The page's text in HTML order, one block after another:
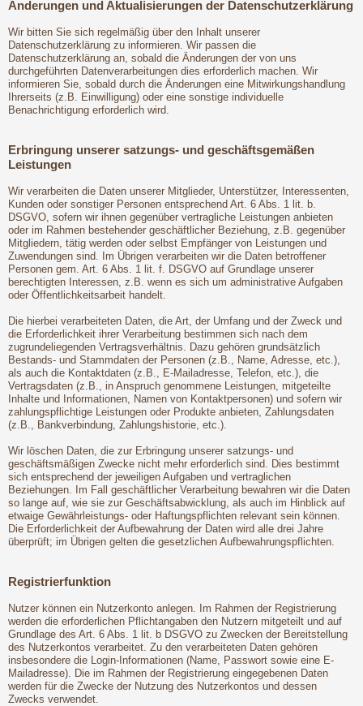
Änderungen und Aktualisierungen der Datenschutzerklärung
Wir bitten Sie sich regelmäßig über den Inhalt unserer
Datenschutzerklärung zu informieren. Wir passen die
Datenschutzerklärung an, sobald die Änderungen der von uns
durchgeführten Datenverarbeitungen dies erforderlich machen. Wir
informieren Sie, sobald durch die Änderungen eine Mitwirkungshandlung
Ihrerseits (z.B. Einwilligung) oder eine sonstige individuelle
Benachrichtigung erforderlich wird.
Erbringung unserer satzungs- und geschäftsgemäßen
Leistungen
Wir verarbeiten die Daten unserer Mitglieder, Unterstützer, Interessenten,
Kunden oder sonstiger Personen entsprechend Art. 6 Abs. 1 lit. b.
DSGVO, sofern wir ihnen gegenüber vertragliche Leistungen anbieten
oder im Rahmen bestehender geschäftlicher Beziehung, z.B. gegenüber
Mitgliedern, tätig werden oder selbst Empfänger von Leistungen und
Zuwendungen sind. Im Übrigen verarbeiten wir die Daten betroffener
Personen gem. Art. 6 Abs. 1 lit. f. DSGVO auf Grundlage unserer
berechtigten Interessen, z.B. wenn es sich um administrative Aufgaben
oder Öffentlichkeitsarbeit handelt.
Die hierbei verarbeiteten Daten, die Art, der Umfang und der Zweck und
die Erforderlichkeit ihrer Verarbeitung bestimmen sich nach dem
zugrundeliegenden Vertragsverhältnis. Dazu gehören grundsätzlich
Bestands- und Stammdaten der Personen (z.B., Name, Adresse, etc.),
als auch die Kontaktdaten (z.B., E-Mailadresse, Telefon, etc.), die
Vertragsdaten (z.B., in Anspruch genommene Leistungen, mitgeteilte
Inhalte und Informationen, Namen von Kontaktpersonen) und sofern wir
zahlungspflichtige Leistungen oder Produkte anbieten, Zahlungsdaten
(z.B., Bankverbindung, Zahlungshistorie, etc.).
Wir löschen Daten, die zur Erbringung unserer satzungs- und
geschäftsmäßigen Zwecke nicht mehr erforderlich sind. Dies bestimmt
sich entsprechend der jeweiligen Aufgaben und vertraglichen
Beziehungen. Im Fall geschäftlicher Verarbeitung bewahren wir die Daten
so lange auf, wie sie zur Geschäftsabwicklung, als auch im Hinblick auf
etwaige Gewährleistungs- oder Haftungspflichten relevant sein können.
Die Erforderlichkeit der Aufbewahrung der Daten wird alle drei Jahre
überprüft; im Übrigen gelten die gesetzlichen Aufbewahrungspflichten.
Registrierfunktion
Nutzer können ein Nutzerkonto anlegen. Im Rahmen der Registrierung
werden die erforderlichen Pflichtangaben den Nutzern mitgeteilt und auf
Grundlage des Art. 6 Abs. 1 lit. b DSGVO zu Zwecken der Bereitstellung
des Nutzerkontos verarbeitet. Zu den verarbeiteten Daten gehören
insbesondere die Login-Informationen (Name, Passwort sowie eine E-
Mailadresse). Die im Rahmen der Registrierung eingegebenen Daten
werden für die Zwecke der Nutzung des Nutzerkontos und dessen
Zwecks verwendet.